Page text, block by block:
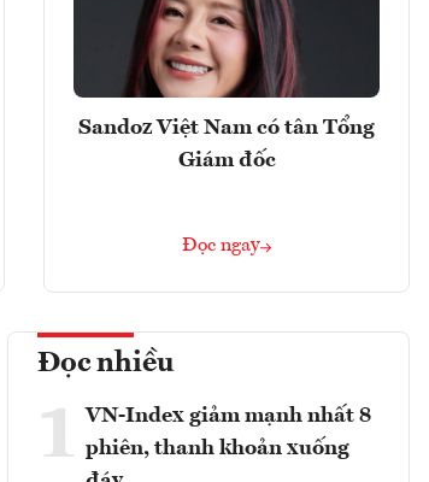
Sandoz Việt Nam có tân Tổng
Giám đốc
Đọc ngay
Đọc nhiều
1 VN-Index giảm mạnh nhất 8
phiên, thanh khoản xuống